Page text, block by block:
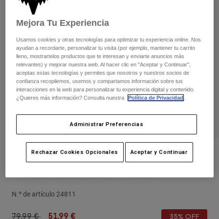
Pantalones largos
Pantalones cortos
Chaquetas y chalecos
Guantes
Protecciones
Gafas de protección
Calcetines
Recambios
Guantes
Chaquetas
Protecciones
Mochilas y accesorios
Recambios
Camisas
Mujer
Camisetas y tops
Camisas
Protecciones
Gafas de Protección
Calcetines
Ver todo
Moto
Cascos
Camisetas
Botas
Protecciones
Guantes
Opiniones
Protección Juvenil R3 - Niños
N.º de artículo 24811
Price reduced from
79,99 €to51,99 € 35% OFF
Mejora Tu Experiencia
Usamos cookies y otras tecnologías para optimizar tu experiencia online. Nos
ayudan a recordarte, personalizar tu visita (por ejemplo, mantener tu carrito
lleno, mostrartelos productos que te interesan y enviarte anuncios más
relevantes) y mejorar nuestra web. Al hacer clic en "Aceptar y Continuar",
aceptas estas tecnologías y permites que nosotros y nuestros socios de
confianza recopilemos, usemos y compartamos información sobre tus
interacciones en la web para personalizar tu experiencia digital y contenido.
¿Quieres más información? Consulta nuestra
Política de Privacidad
Administrar Preferencias
Rechazar Cookies Opcionales Aceptar y Continuar